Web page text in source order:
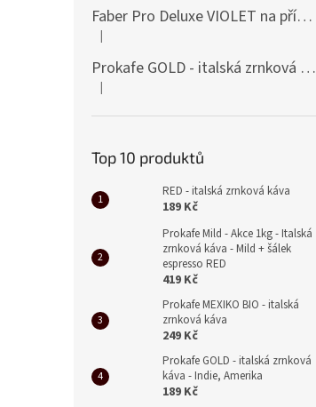
Faber Pro Deluxe VIOLET na přípravu E.S.E. POD espressa - profesionální kávovar + 600ks POD kávy
Hodnocení produktu je 5 z 5 hvězdiček.
|
Prokafe GOLD - italská zrnková káva - Indie, Amerika
Hodnocení produktu je 5 z 5 hvězdiček.
|
Top 10 produktů
RED - italská zrnková káva
189 Kč
Prokafe Mild - Akce 1kg - Italská
zrnková káva - Mild + šálek
espresso RED
419 Kč
Prokafe MEXIKO BIO - italská
zrnková káva
249 Kč
Prokafe GOLD - italská zrnková
káva - Indie, Amerika
189 Kč